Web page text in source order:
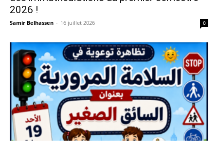
2026 !
Samir Belhassen - 16 juillet 2026 0